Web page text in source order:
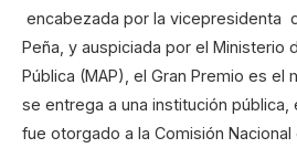
encabezada por la vicepresidenta
Peña, y auspiciada por el Ministerio
Pública (MAP), el Gran Premio es el
se entrega a una institución pública,
fue otorgado a la Comisión Nacional